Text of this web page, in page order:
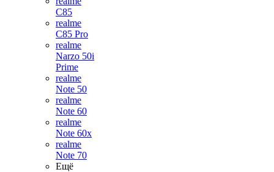
C85
realme
C85 Pro
realme
Narzo 50i
Prime
realme
Note 50
realme
Note 60
realme
Note 60x
realme
Note 70
Ещё